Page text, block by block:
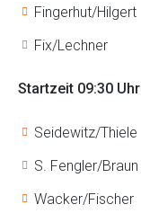
Fingerhut/Hilgert
Fix/Lechner
Startzeit 09:30 Uhr
Seidewitz/Thiele
S. Fengler/Braun
Wacker/Fischer